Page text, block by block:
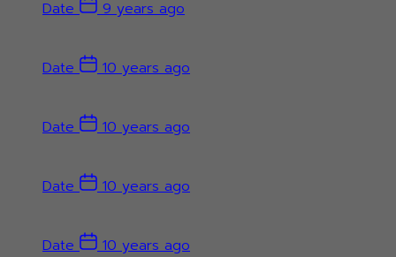
Date 9 years ago
Date 10 years ago
Date 10 years ago
Date 10 years ago
Date 10 years ago